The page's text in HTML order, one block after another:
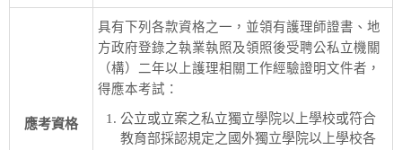
應考資格
具有下列各款資格之一，並領有護理師證書、地
方政府登錄之執業執照及領照後受聘公私立機關
（構）二年以上護理相關工作經驗證明文件者，
得應本考試：
公立或立案之私立獨立學院以上學校或符合
教育部採認規定之國外獨立學院以上學校各